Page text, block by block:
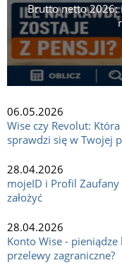
Brutto netto 2026:
06.05.2026
Wise czy Revolut:
sprawdzi się w Twojej
28.04.2026
mojeID i Profil
założyć
28.04.2026
Konto Wise - pieniądze
przelewy zagraniczne?